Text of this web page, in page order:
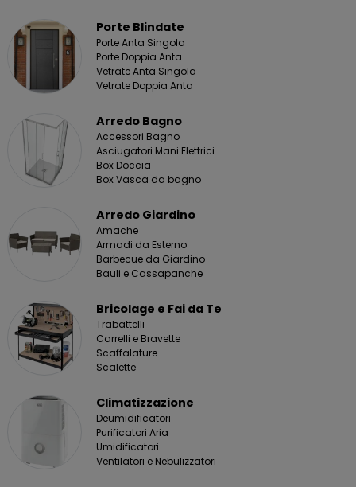
Porte Blindate
Porte Anta Singola
Porte Doppia Anta
Vetrate Anta Singola
Vetrate Doppia Anta
Arredo Bagno
Accessori Bagno
Asciugatori Mani Elettrici
Box Doccia
Box Vasca da bagno
Arredo Giardino
Amache
Armadi da Esterno
Barbecue da Giardino
Bauli e Cassapanche
Bricolage e Fai da Te
Trabattelli
Carrelli e Bravette
Scaffalature
Scalette
Climatizzazione
Deumidificatori
Purificatori Aria
Umidificatori
Ventilatori e Nebulizzatori